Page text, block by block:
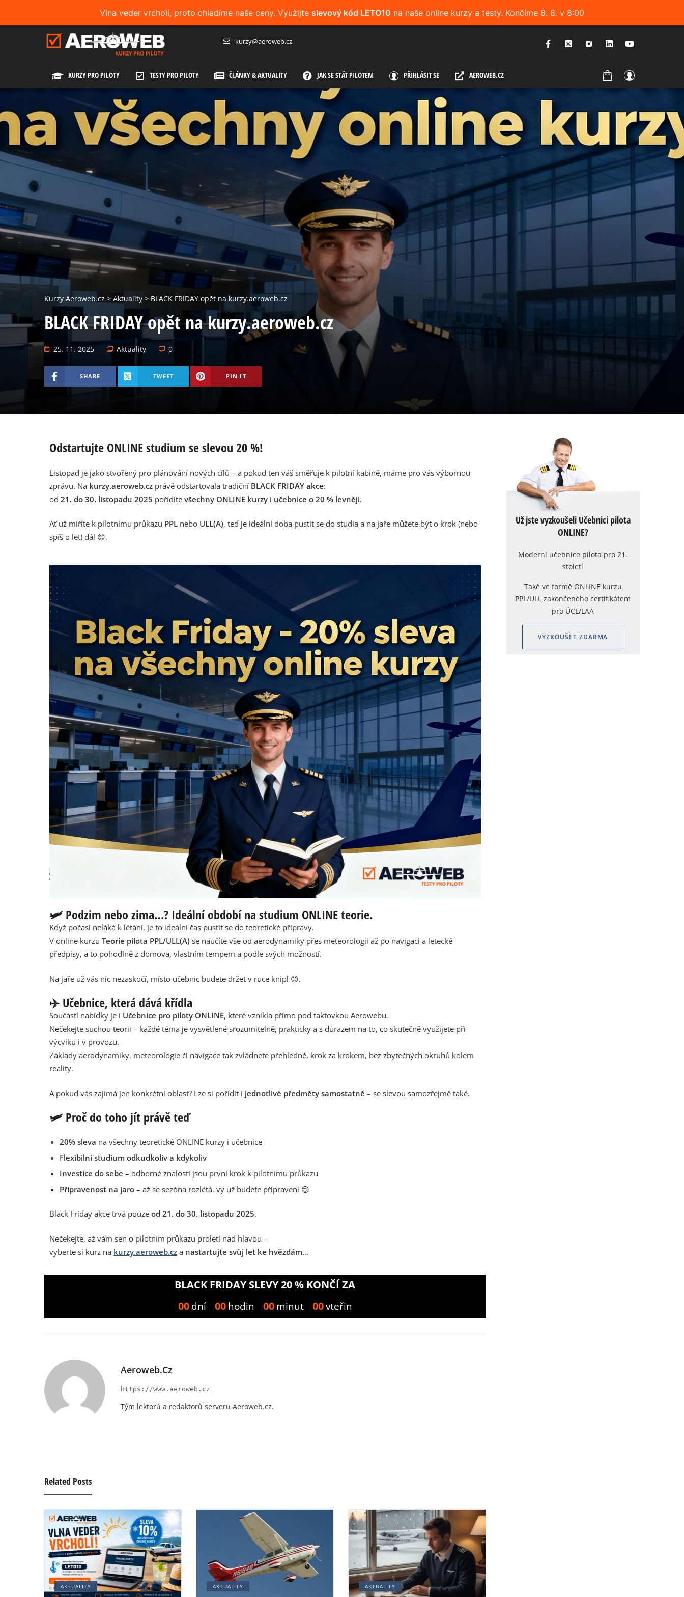
Vlna veder vrcholí, proto chladíme naše ceny. Využijte slevový kód LETO10 na naše online kurzy a testy. Končíme 8. 8. v 8:00
kurzy@aeroweb.cz
KURZY PRO PILOTY TESTY PRO PILOTY ČLÁNKY & AKTUALITY JAK SE STÁT PILOTEM PŘIHLÁSIT SE AEROWEB.CZ
Kurzy Aeroweb.cz > Aktuality > BLACK FRIDAY opět na kurzy.aeroweb.cz
BLACK FRIDAY opět na kurzy.aeroweb.cz
25. 11. 2025 Aktuality 0
SHARE TWEET PIN IT
Odstartujte ONLINE studium se slevou 20 %!
Listopad je jako stvořený pro plánování nových cílů – a pokud ten váš směřuje k pilotní kabině, máme pro vás výbornou
zprávu. Na kurzy.aeroweb.cz právě odstartovala tradiční BLACK FRIDAY akce:
od 21. do 30. listopadu 2025 pořídíte všechny ONLINE kurzy i učebnice o 20 % levněji.
Ať už míříte k pilotnímu průkazu PPL nebo ULL(A), teď je ideální doba pustit se do studia a na jaře můžete být o krok (nebo
spíš o let) dál 😊.
🛩️ Podzim nebo zima…? Ideální období na studium ONLINE teorie.
Když počasí neláká k létání, je to ideální čas pustit se do teoretické přípravy.
V online kurzu Teorie pilota PPL/ULL(A) se naučíte vše od aerodynamiky přes meteorologii až po navigaci a letecké
předpisy, a to pohodlně z domova, vlastním tempem a podle svých možností.
Na jaře už vás nic nezaskočí, místo učebnic budete držet v ruce knipl 😊.
✈️ Učebnice, která dává křídla
Součástí nabídky je i Učebnice pro piloty ONLINE, které vznikla přímo pod taktovkou Aerowebu.
Nečekejte suchou teorii – každé téma je vysvětlené srozumitelně, prakticky a s důrazem na to, co skutečně využijete při
výcviku i v provozu.
Základy aerodynamiky, meteorologie či navigace tak zvládnete přehledně, krok za krokem, bez zbytečných okruhů kolem
reality.
A pokud vás zajímá jen konkrétní oblast? Lze si pořídit i jednotlivé předměty samostatně – se slevou samozřejmě také.
🛩️ Proč do toho jít právě teď
20% sleva na všechny teoretické ONLINE kurzy i učebnice
Flexibilní studium odkudkoliv a kdykoliv
Investice do sebe – odborné znalosti jsou první krok k pilotnímu průkazu
Připravenost na jaro – až se sezóna rozlétá, vy už budete připraveni 😊
Black Friday akce trvá pouze od 21. do 30. listopadu 2025.
Nečekejte, až vám sen o pilotním průkazu proletí nad hlavou –
vyberte si kurz na kurzy.aeroweb.cz a nastartujte svůj let ke hvězdám…
BLACK FRIDAY SLEVY 20 % KONČÍ ZA
00 dní 00 hodin 00 minut 00vteřin
Aeroweb.cz
https://www.aeroweb.cz
Tým lektorů a redaktorů serveru Aeroweb.cz.
Related Posts
AKTUALITY AKTUALITY AKTUALITY
Už jste vyzkoušeli Učebnici pilota
ONLINE?
Moderní učebnice pilota pro 21.
století
Také ve formě ONLINE kurzu
PPL/ULL zakončeného certifikátem
pro ÚCL/LAA
VYZKOUŠET ZDARMA